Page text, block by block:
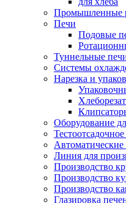
Промышленные
Печи
Подовые
Туннельные
Системы
Нарезка и
Оборудование
Автоматические
Линия для
Производство
Производство
Производство
Глазировка